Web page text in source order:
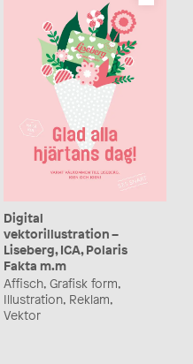
Digital
vektorillustration –
Liseberg, ICA, Polaris
Fakta m.m
Affisch, Grafisk form,
Illustration, Reklam,
Vektor